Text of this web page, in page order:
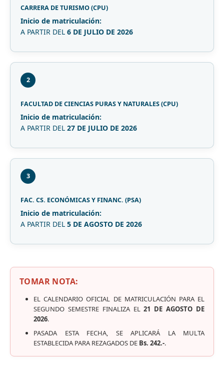
CARRERA DE TURISMO (CPU)
Inicio de matriculación:
A PARTIR DEL 6 DE JULIO DE 2026
2
FACULTAD DE CIENCIAS PURAS Y NATURALES (CPU)
Inicio de matriculación:
A PARTIR DEL 27 DE JULIO DE 2026
3
FAC. CS. ECONÓMICAS Y FINANC. (PSA)
Inicio de matriculación:
A PARTIR DEL 5 DE AGOSTO DE 2026
TOMAR NOTA:
EL CALENDARIO OFICIAL DE MATRICULACIÓN PARA EL
SEGUNDO SEMESTRE FINALIZA EL21 DE AGOSTO DE
2026.
PASADA ESTA FECHA, SE APLICARÁ LA MULTA
ESTABLECIDA PARA REZAGADOS DE Bs. 242.-.